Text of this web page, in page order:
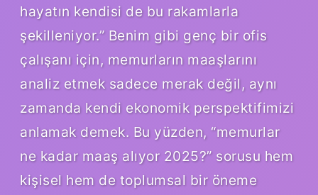
hayatın kendisi de bu rakamlarla
şekilleniyor.” Benim gibi genç bir ofis
çalışanı için, memurların maaşlarını
analiz etmek sadece merak değil, aynı
zamanda kendi ekonomik perspektifimizi
anlamak demek. Bu yüzden, “memurlar
ne kadar maaş alıyor 2025?” sorusu hem
kişisel hem de toplumsal bir öneme